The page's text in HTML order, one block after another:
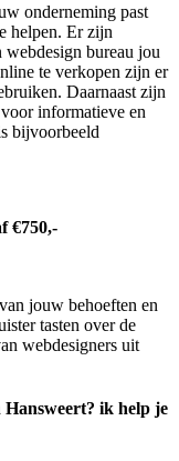
onderneming past
helpen. Er zijn
webdesign bureau jou
te verkopen zijn er
Daarnaast zijn
informatieve en
bijvoorbeeld
€750,-
jouw behoeften en
tasten over de
webdesigners uit
ik help je